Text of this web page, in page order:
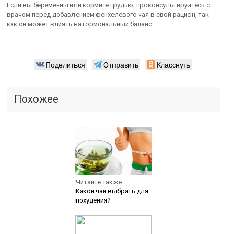
Если вы беременны или кормите грудью, проконсультируйтесь с
врачом перед добавлением фенхелевого чая в свой рацион, так
как он может влиять на гормональный баланс.
Поделиться Отправить Класснуть
Похожее
Читайте также:
Какой чай выбрать для
похудения?